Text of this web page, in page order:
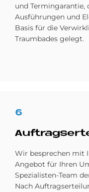
und Termingarantie,
Ausführungen und
Basis für die
Traumbades gelegt.
6
Wir besprechen mit
Angebot für Ihren
Spezialisten-Team
Nach